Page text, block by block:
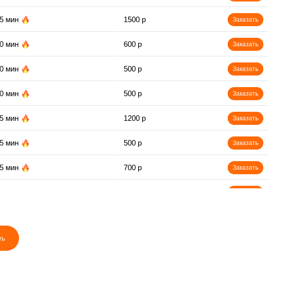
мин 1500 р Заказать
мин 600 р Заказать
мин 500 р Заказать
мин 500 р Заказать
мин 1200 р Заказать
мин 500 р Заказать
мин 700 р Заказать
мин